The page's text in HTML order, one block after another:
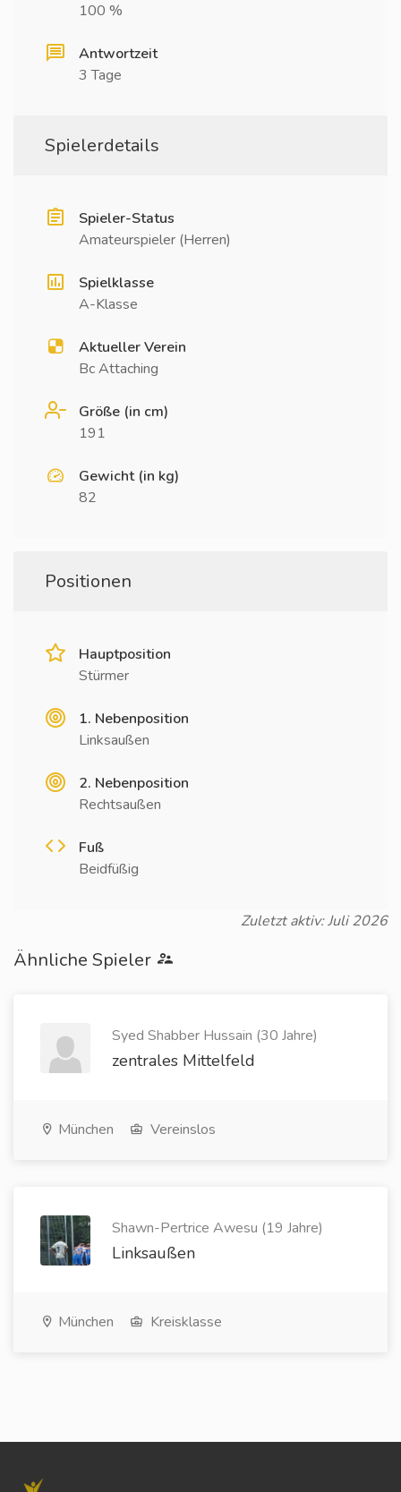
100 %
Antwortzeit
3 Tage
Spielerdetails
Spieler-Status
Amateurspieler (Herren)
Spielklasse
A-Klasse
Aktueller Verein
Bc Attaching
Größe (in cm)
191
Gewicht (in kg)
82
Positionen
Hauptposition
Stürmer
1. Nebenposition
Linksaußen
2. Nebenposition
Rechtsaußen
Fuß
Beidfüßig
Zuletzt aktiv: Juli 2026
Ähnliche Spieler
Syed Shabber Hussain (30 Jahre)
zentrales Mittelfeld
München Vereinslos
Shawn-Pertrice Awesu (19 Jahre)
Linksaußen
München Kreisklasse